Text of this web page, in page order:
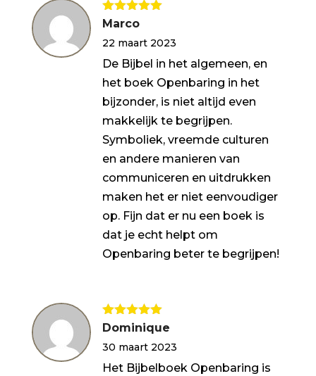
Gewaardeerd
Marco
22 maart 2023
De Bijbel in het algemeen, en
het boek Openbaring in het
bijzonder, is niet altijd even
makkelijk te begrijpen.
Symboliek, vreemde culturen
en andere manieren van
communiceren en uitdrukken
maken het er niet eenvoudiger
op. Fijn dat er nu een boek is
dat je echt helpt om
Openbaring beter te begrijpen!
Gewaardeerd
Dominique
30 maart 2023
Het Bijbelboek Openbaring is